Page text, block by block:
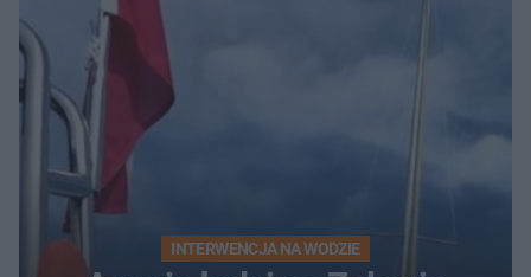
INTERWENCJA NA WODZIE